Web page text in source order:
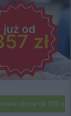
500 pasażerów!